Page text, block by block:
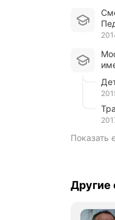
Московский государственный медико-стоматологический университет
Показать
Другие